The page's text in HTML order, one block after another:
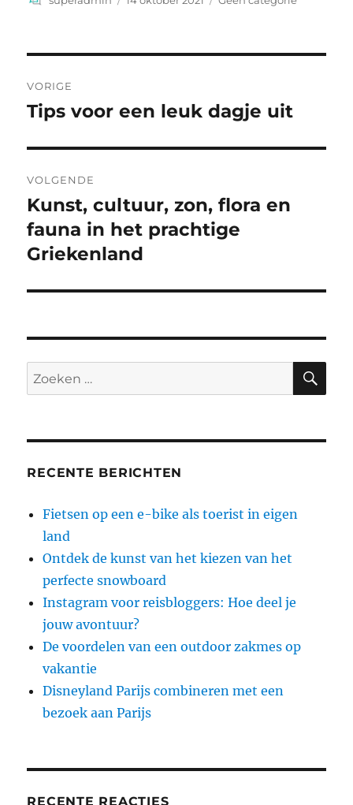
navigatie
VORIGE
Vorig
Tips voor een leuk dagje uit
VOLGENDE
Volgend
bericht:
Kunst, cultuur, zon, flora en
fauna in het prachtige
Griekenland
Zoeken
naar:
RECENTE BERICHTEN
Fietsen op een e-bike als toerist in eigen
land
Ontdek de kunst van het kiezen van het
perfecte snowboard
Instagram voor reisbloggers: Hoe deel je
jouw avontuur?
De voordelen van een outdoor zakmes op
vakantie
Disneyland Parijs combineren met een
bezoek aan Parijs
RECENTE REACTIES